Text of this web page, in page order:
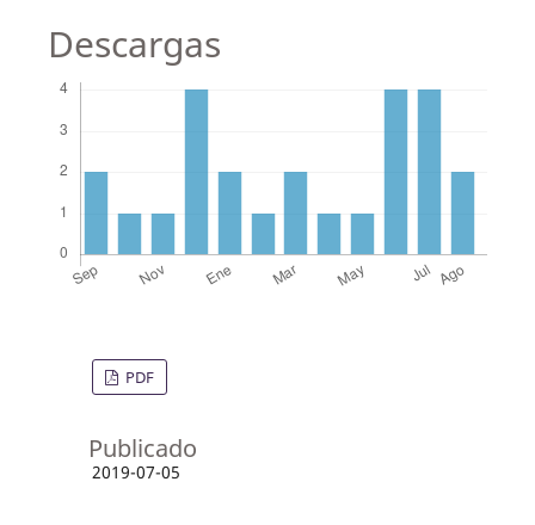
Descargas
PDF
Publicado
2019-07-05